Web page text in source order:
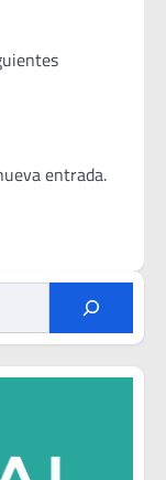
entrada.